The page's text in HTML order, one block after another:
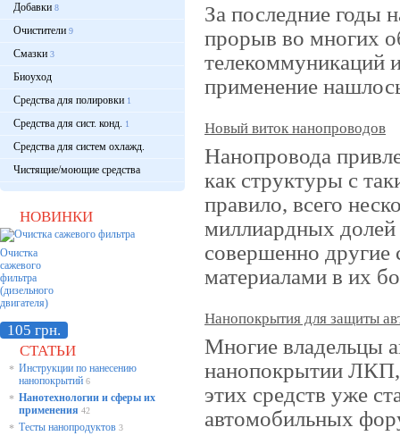
Добавки 8
Очистители 9
Смазки 3
Биоуход
Средства для полировки 1
Средства для сист. конд. 1
Средства для систем охлажд.
Чистящие/моющие средства
НОВИНКИ
Очистка
сажевого
фильтра
(дизельного
двигателя)
105 грн.
СТАТЬИ
* Инструкции по нанесению
нанопокрытий 6
* Нанотехнологии и сферы их
применения 42
* Тесты нанопродуктов 3
За последние годы
прорыв во многих
телекоммуникаций
применение
Новый виток нанопроводов
Нанопровода
как структуры с
правило, всего
миллиардных долей
совершенно другие
материалами в их
Нанопокрытия для защиты
Многие владельцы
нанопокрытии ЛКП,
этих средств уже
автомобильных